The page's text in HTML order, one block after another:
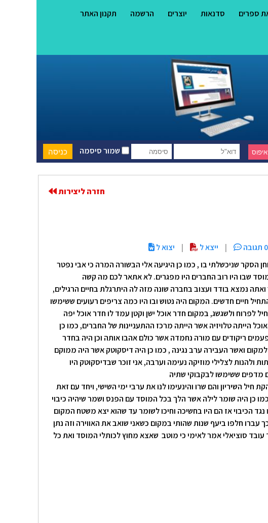
ספרים סדנאות יוצרים הרשמה תקנון האתר
שמור סיסמה
חזרה ליצירות
0 תגובה | ייצא ל |
יצוא ל
הסקר שניכשלתי בו , כמו כן היגיעה אלי הבשורה המרה כי אבי נפטר
שבו היו רוב החברים היו מפגרים. לא אתאר לכם מה קשה
נמצא בודד ועצוב בחברה שונה מזה לה היתרגלת בחיים הרגילים,
חיים חדשים. המקום היה נטוש ובו היו כמה צריפים רעועים ששימשו
לפרוח ולשגשג, במקום חדר אוכל ישן וקטן עמד לו חדר אוכל יפה
הייתה טלויזיה אשר הייתה מרכז ההתעניינות של החברים, כמו כן
ריקודים עם מורה נחמדה אשר כולם אהבו אותה וכן היה בחדר
ואשר העבירה ערב נגינה , כמו כן היה דיסקוטק אשר היה ממוקם
לצלילי מוזיקה נעימה וערבה, אני זוכר שבדיסקוטק היו
מדפים ששימשו לבקבוקי שתיה
השיריון והם שרו והינעימו לנו את ערבי ימי השישי, ויחד עם זאת
כן היה שומר לילה אשר הלך בכל המוסד עם הפנס ושמר שיהיה כיבוי
הכיבוי אז הם היו בחשיכה וחיכו לשומר עד שהוא יצא משטח המקום
חלפו ביעף שנות שהותי במקום כשאני שואב את האווירה וזה נתן
עובד סוציאלי אמר לאימי כי מוטב שאצא מחוץ לכותלי המוסד ואת כל